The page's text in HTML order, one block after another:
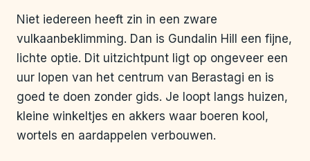
Niet iedereen heeft zin in een zware
vulkaanbeklimming. Dan is Gundalin Hill een fijne,
lichte optie. Dit uitzichtpunt ligt op ongeveer een
uur lopen van het centrum van Berastagi en is
goed te doen zonder gids. Je loopt langs huizen,
kleine winkeltjes en akkers waar boeren kool,
wortels en aardappelen verbouwen.